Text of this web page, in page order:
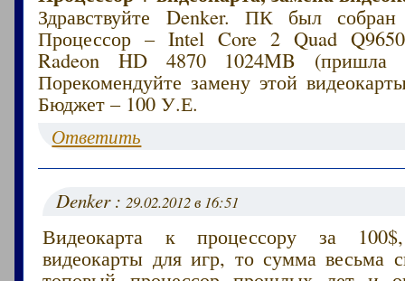
Здравствуйте Denker. ПК был
Процессор – Intel Core 2 Quad
Radeon HD 4870 1024MB (пришла
Порекомендуйте замену этой
Бюджет – 100 У.Е.
Ответить
Denker :29.02.2012 в 16:51
Видеокарта к процессору за
видеокарты для игр, то сумма весьма